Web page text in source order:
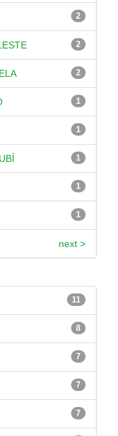
2
2
2
1
1
1
1
1
next >
11
8
7
7
7